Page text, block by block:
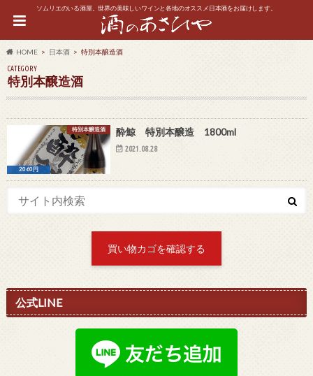
ソムリエのいる酒屋。世界の美味しいワインと各地のオススメ日本酒をお届けします。
HOME 日本酒 特別本醸造酒
CATEGORY
特別本醸造酒
特別本醸造酒
2060円
酔鯨 特別本醸造 1800ml
2021.08.28
買い物カゴを確認する
公式LINE